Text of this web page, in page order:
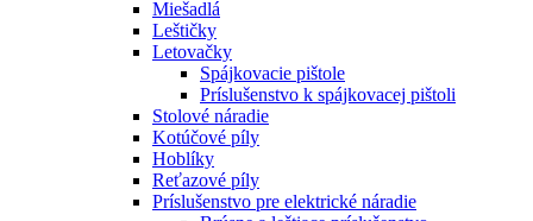
Miešadlá
Leštičky
Letovačky
Spájkovacie pištole
Príslušenstvo k spájkovacej pištoli
Stolové náradie
Kotúčové píly
Hoblíky
Reťazové píly
Príslušenstvo pre elektrické náradie